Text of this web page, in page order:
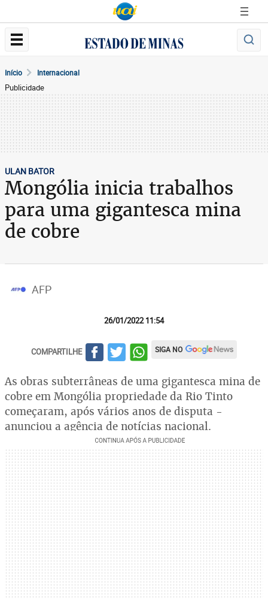
Início Internacional
Publicidade
ULAN BATOR
Mongólia inicia trabalhos
para uma gigantesca mina
de cobre
AFP
26/01/2022 11:54
COMPARTILHE SIGA NO
As obras subterrâneas de uma gigantesca mina de
cobre em Mongólia propriedade da Rio Tinto
começaram, após vários anos de disputa -
anunciou a agência de notícias nacional.